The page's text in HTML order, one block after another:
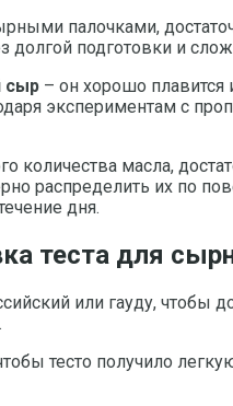
палочками,
долгой подготовки и
сыр – он хорошо плавится
экспериментам с
масла,
распределить их по
дня.
теста для
или гауду, чтобы
тесто получило